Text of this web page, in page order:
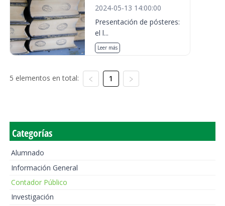
2024-05-13 14:00:00
Presentación de pósteres:
el l...
Leer más
5 elementos en total: 1
Categorías
Alumnado
Información General
Contador Público
Investigación